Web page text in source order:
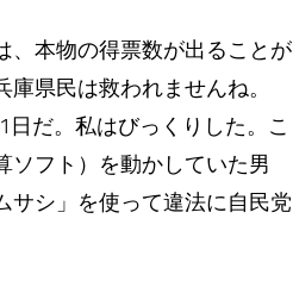
、本物の得票数が出ることが
県民は救われませんね。
日だ。私はびっくりした。こ
ソフト）を動かしていた男
シ」を使って違法に自民党